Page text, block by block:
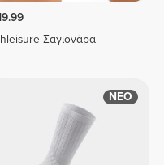
Σαγιονάρα
ΝΕΟ